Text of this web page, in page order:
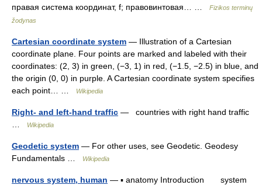
правая система координат, f; правовинтовая… …
Fizikos terminų
žodynas
Cartesian coordinate system — Illustration of a Cartesian
coordinate plane. Four points are marked and labeled with their
coordinates: (2, 3) in green, (−3, 1) in red, (−1.5, −2.5) in blue, and
the origin (0, 0) in purple. A Cartesian coordinate system specifies
each point… …
Wikipedia
Right- and left-hand traffic — countries with right hand traffic
Wikipedia
Geodetic system — For other uses, see Geodetic. Geodesy
Fundamentals …
Wikipedia
nervous system, human — ▪ anatomy Introduction system